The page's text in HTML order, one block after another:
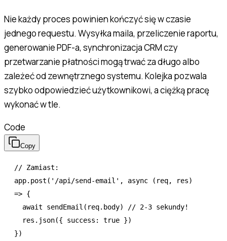
Nie każdy proces powinien kończyć się w czasie
jednego requestu. Wysyłka maila, przeliczenie raportu,
generowanie PDF-a, synchronizacja CRM czy
przetwarzanie płatności mogą trwać za długo albo
zależeć od zewnętrznego systemu. Kolejka pozwala
szybko odpowiedzieć użytkownikowi, a ciężką pracę
wykonać w tle.
Code
Copy
// Zamiast:
app.post ( '/api/send-email' , async (req,
=> {
  await
sendEmail ( req.body)
// 2-3 sekundy!
  res
.json({ success : true })
})